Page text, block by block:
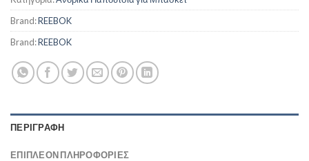
Brand:REEBOK
Brand:REEBOK
ΠΕΡΙΓΡΑΦΉ
ΕΠΙΠΛΈΟΝ ΠΛΗΡΟΦΟΡΊΕΣ